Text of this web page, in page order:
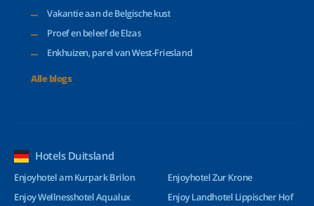
Vakantie aan de Belgische kust
Proef en beleef de Elzas
Enkhuizen, parel van West-Friesland
Alle blogs
Hotels Duitsland
Enjoyhotel am Kurpark Brilon
Enjoy Wellnesshotel Aqualux
Enjoyhotel Zur Krone
Enjoy Landhotel Lippischer Hof